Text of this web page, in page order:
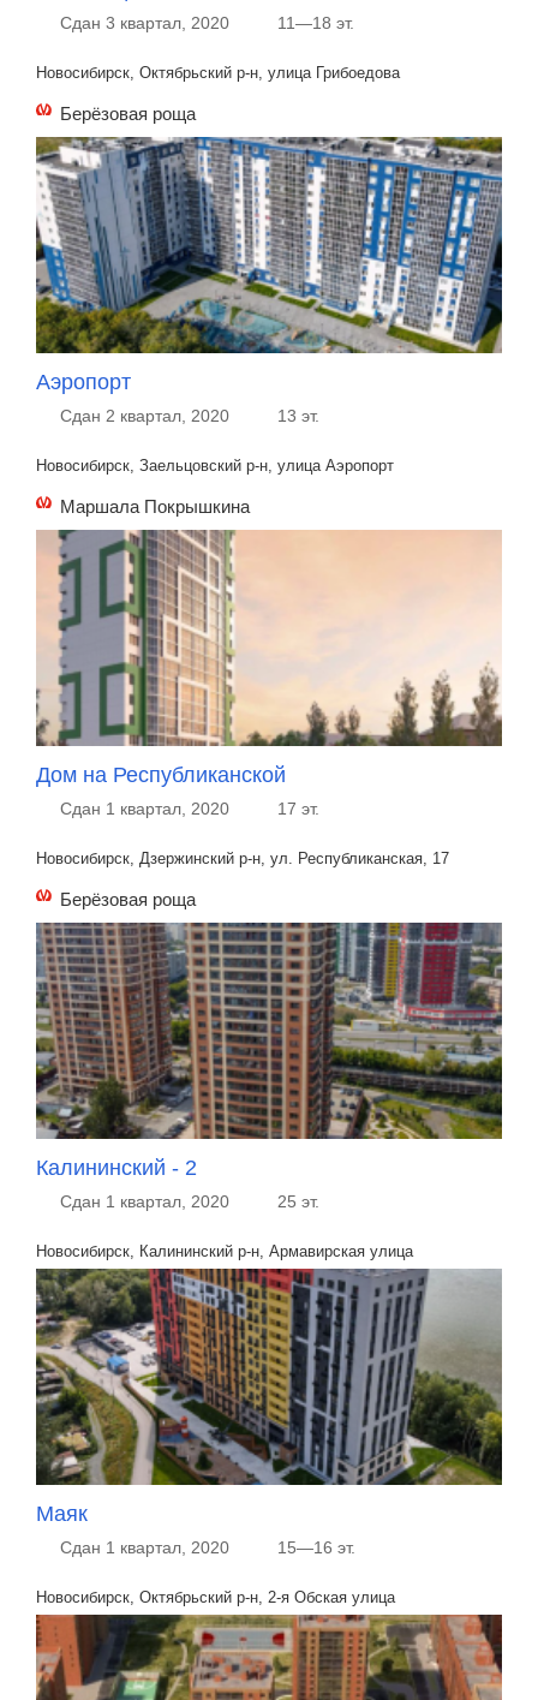
Сдан 3 квартал, 2020 11—18 эт.
Новосибирск, Октябрьский р-н, улица Грибоедова
Берёзовая роща
Аэропорт
Сдан 2 квартал, 2020 13 эт.
Новосибирск, Заельцовский р-н, улица Аэропорт
Маршала Покрышкина
Дом на Республиканской
Сдан 1 квартал, 2020 17 эт.
Новосибирск, Дзержинский р-н, ул. Республиканская, 17
Берёзовая роща
Калининский - 2
Сдан 1 квартал, 2020 25 эт.
Новосибирск, Калининский р-н, Армавирская улица
Маяк
Сдан 1 квартал, 2020 15—16 эт.
Новосибирск, Октябрьский р-н, 2-я Обская улица